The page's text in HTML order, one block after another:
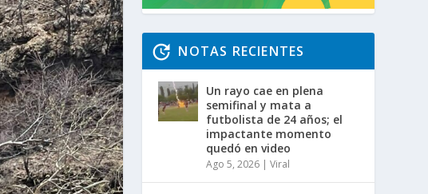
NOTAS RECIENTES
Un rayo cae en plena
semifinal y mata a
futbolista de 24 años; el
impactante momento
quedó en video
Ago 5, 2026 |Viral